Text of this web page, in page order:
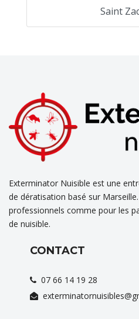
Saint
Exterminator Nuisible est une
de dératisation basé sur
professionnels comme pour les
de nuisible.
CONTACT
07 66 14 19 28